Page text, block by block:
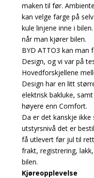
maken til før.
kan velge farge på
kule linjene inne i
når man kjører bilen.
BYD ATTO3 kan man
Design, og vi var på
Hovedforskjellene
Design har en litt
elektrisk bakluke,
høyere enn Comfort.
Da er det kanskje
utstyrsnivå det er
få utlevert før jul til
frakt, registrering,
bilen.
Kjøreopplevelse